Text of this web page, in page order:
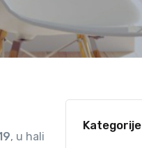
, u hali
Kategorije